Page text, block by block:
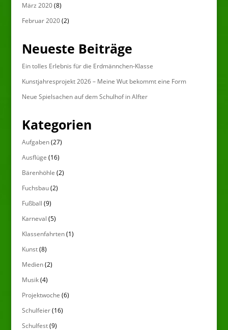
März 2020(8)
Februar 2020(2)
Neueste Beiträge
Ein tolles Erlebnis für die Erdmännchen-Klasse
Kunstjahresprojekt 2026 – Meine Wut bekommt eine Form
Neue Spielsachen auf dem Schulhof in Alfter
Kategorien
Aufgaben(27)
Ausflüge (16)
Bärenhöhle (2)
Fuchsbau(2)
Fußball (9)
Karneval (5)
Klassenfahrten(1)
Kunst(8)
Medien(2)
Musik(4)
Projektwoche (6)
Schulfeier(16)
Schulfest(9)